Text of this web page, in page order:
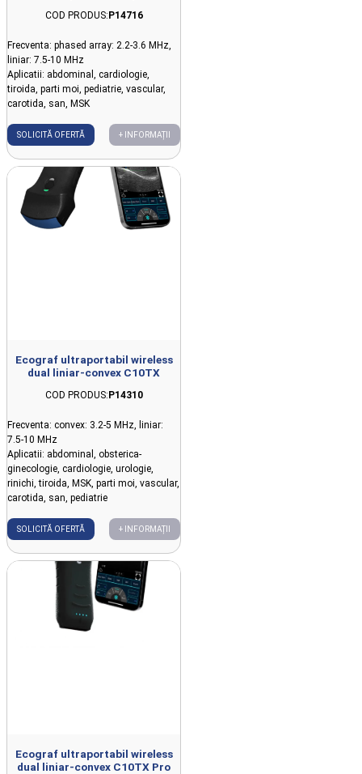
COD PRODUS:P14716
Frecventa: phased array: 2.2-3.6 MHz,
liniar: 7.5-10 MHz
Aplicatii: abdominal, cardiologie,
tiroida, parti moi, pediatrie, vascular,
carotida, san, MSK
SOLICITĂ OFERTĂ + INFORMAȚII
Ecograf ultraportabil wireless
dual liniar-convex C10TX
COD PRODUS:P14310
Frecventa: convex: 3.2-5 MHz, liniar:
7.5-10 MHz
Aplicatii: abdominal, obsterica-
ginecologie, cardiologie, urologie,
rinichi, tiroida, MSK, parti moi, vascular,
carotida, san, pediatrie
SOLICITĂ OFERTĂ + INFORMAȚII
Ecograf ultraportabil wireless
dual liniar-convex C10TX Pro